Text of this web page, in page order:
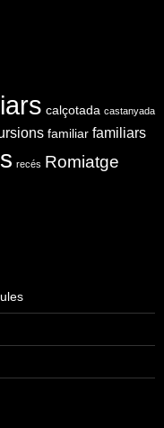
calçotada castanyada
familiar familiars
recés Romiatge